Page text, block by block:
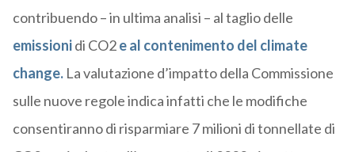
contribuendo – in ultima analisi – al taglio delle
emissionidi CO2e al contenimento del climate
change.La valutazione d’impatto della Commissione
sulle nuove regole indica infatti che le modifiche
consentiranno di risparmiare 7 milioni di tonnellate di